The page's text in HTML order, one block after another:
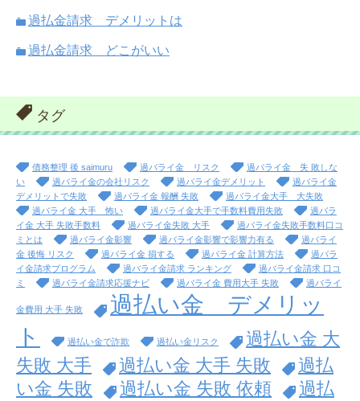
過払金請求 デメリットは
過払金請求 どこがいい
タグ
債務整理 後 saimuru 過バライ金 リスク
過バライ金 失 敗しな
い
過バライ金の会社リスク 過バライ金デメリット
過バライ金
デメリットで失敗
過バライ金 報酬 失敗
過バライ金大手 大失敗
過バライ金 大手 怖い
過バライ金大手で手数料費用失敗
過バラ
イ金 大手 失敗手数料
過バライ金失敗 大手
過バライ金失敗手数料口コ
ミとは
過バライ金影響 過バライ金影響で影響力有る
過バライ
金 後悔 リスク
過バライ金 損する 過バライ金 計算方法
過バラ
イ金請求プログラム
過バライ金請求 ランキング
過バライ金請求 口コ
ミ
過バライ金請求応援ナビ 過バライ金 費用大手 失敗 過バライ
金費用 大手 失敗
過払い金 デメリッ
ト
過払い金で詐欺 過払い金リスク
過払い金 大
失敗 大手
過払い金 大手 失敗
過払
い金 失敗
過払い金 失敗 依頼
過払